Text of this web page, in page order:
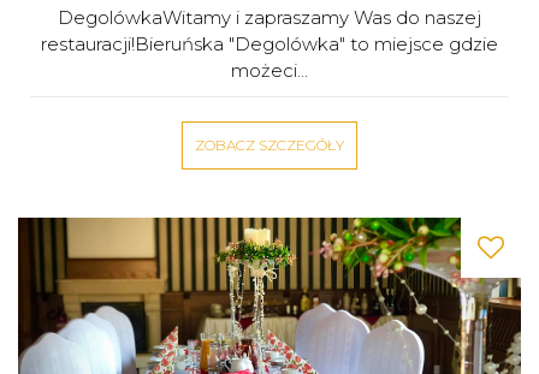
DegolówkaWitamy i zapraszamy Was do naszej
restauracji!Bieruńska "Degolówka" to miejsce gdzie
możeci...
ZOBACZ SZCZEGÓŁY